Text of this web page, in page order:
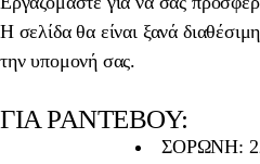
Η σελίδα θα είναι ξανά
την υπομονή σας.
ΓΙΑ ΡΑΝΤΕΒΟΥ:
ΣΟΡΩΝΗ: